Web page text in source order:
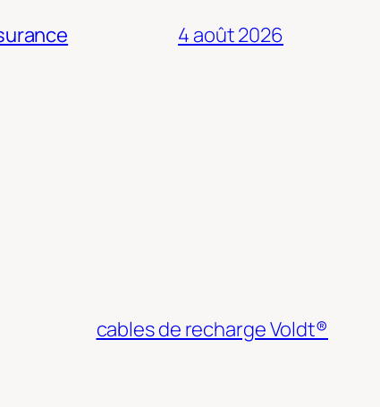
4 août 2026
cables de recharge Voldt®